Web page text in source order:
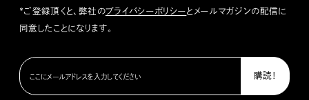
*ご登録頂くと、弊社のプライバシーポリシーとメールマガジンの配信に
同意したことになります。